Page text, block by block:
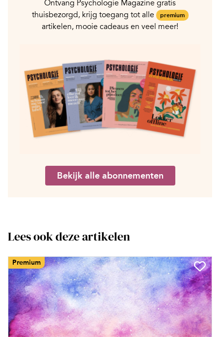
Ontvang Psychologie Magazine gratis
thuisbezorgd, krijg toegang tot alle
premium
artikelen, mooie cadeaus en veel meer!
Bekijk alle abonnementen
Lees ook deze artikelen
Premium